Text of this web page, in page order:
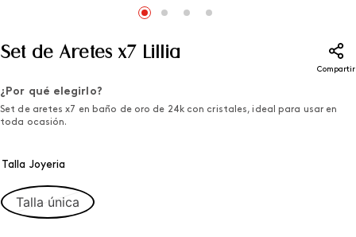
Set de Aretes x7 Lillia
Compartir
¿Por qué elegirlo?
Set de aretes x7 en baño de oro de 24k con cristales, ideal para usar en
toda ocasión.
Talla Joyeria
Talla única